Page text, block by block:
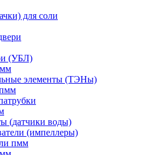
для соли
(УБЛ)
элементы (ТЭНы)
(датчики воды)
(импеллеры)
пмм